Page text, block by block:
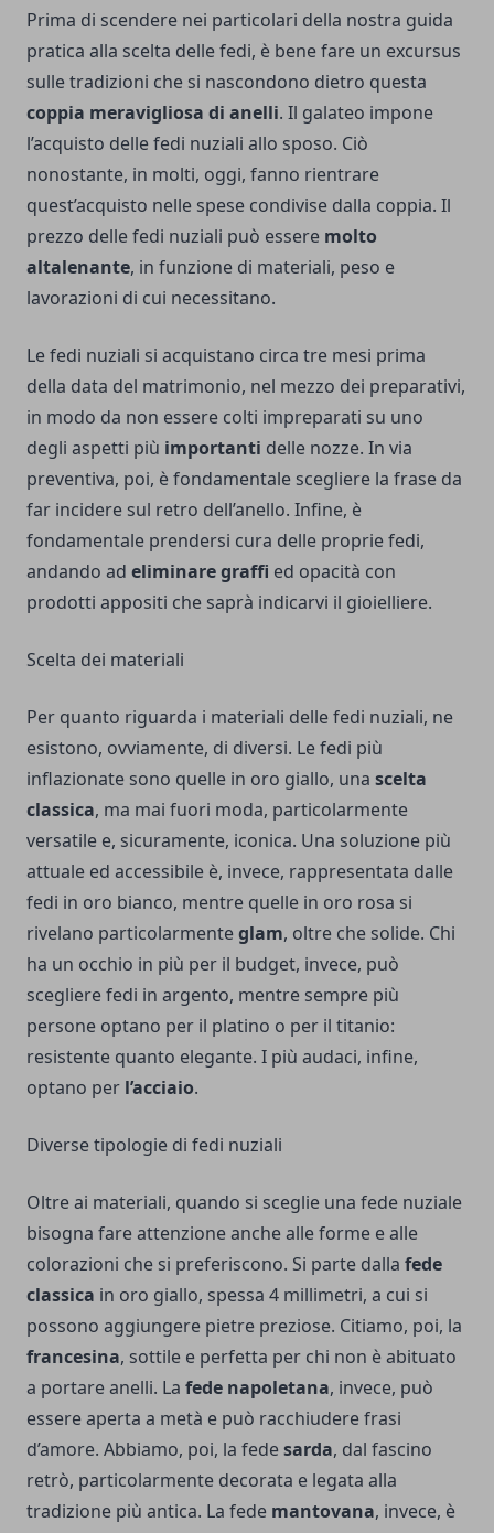
Prima di scendere nei particolari della nostra guida
pratica alla scelta delle fedi, è bene fare un excursus
sulle tradizioni che si nascondono dietro questa
coppia meravigliosa di anelli. Il galateo impone
l’acquisto delle fedi nuziali allo sposo. Ciò
nonostante, in molti, oggi, fanno rientrare
quest’acquisto nelle spese condivise dalla coppia. Il
prezzo delle fedi nuziali può essere molto
altalenante, in funzione di materiali, peso e
lavorazioni di cui necessitano.
Le fedi nuziali si acquistano circa tre mesi prima
della data del matrimonio, nel mezzo dei preparativi,
in modo da non essere colti impreparati su uno
degli aspetti più importanti delle nozze. In via
preventiva, poi, è fondamentale scegliere la frase da
far incidere sul retro dell’anello. Infine, è
fondamentale prendersi cura delle proprie fedi,
andando ad eliminare graffi ed opacità con
prodotti appositi che saprà indicarvi il gioielliere.
Scelta dei materiali
Per quanto riguarda i materiali delle fedi nuziali, ne
esistono, ovviamente, di diversi. Le fedi più
inflazionate sono quelle in oro giallo, una scelta
classica, ma mai fuori moda, particolarmente
versatile e, sicuramente, iconica. Una soluzione più
attuale ed accessibile è, invece, rappresentata dalle
fedi in oro bianco, mentre quelle in oro rosa si
rivelano particolarmenteglam, oltre che solide. Chi
ha un occhio in più per il budget, invece, può
scegliere fedi in argento, mentre sempre più
persone optano per il platino o per il titanio:
resistente quanto elegante. I più audaci, infine,
optano per l’acciaio.
Diverse tipologie di fedi nuziali
Oltre ai materiali, quando si sceglie una fede nuziale
bisogna fare attenzione anche alle forme e alle
colorazioni che si preferiscono. Si parte dalla fede
classica in oro giallo, spessa 4 millimetri, a cui si
possono aggiungere pietre preziose. Citiamo, poi, la
francesina, sottile e perfetta per chi non è abituato
a portare anelli. La fede napoletana, invece, può
essere aperta a metà e può racchiudere frasi
d’amore. Abbiamo, poi, la fedesarda, dal fascino
retrò, particolarmente decorata e legata alla
tradizione più antica. La fede mantovana, invece, è